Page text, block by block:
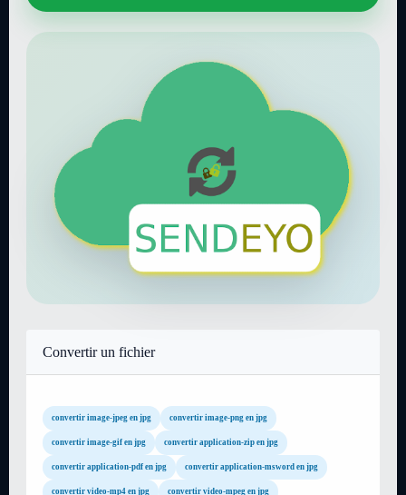
Convertir un fichier
convertir image-jpeg en jpg convertir image-png en jpg
convertir image-gif en jpg convertir application-zip en jpg
convertir application-pdf en jpg convertir application-msword en jpg
convertir video-mp4 en jpg convertir video-mpeg en jpg